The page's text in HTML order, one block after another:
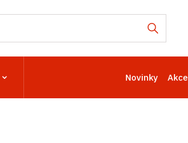
Novinky Akce